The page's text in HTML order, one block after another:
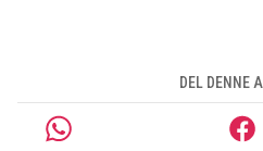
DEL DENNE